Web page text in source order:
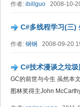
作者: ibillguo 2008-10-
C#多线程学习(三)
作者: 钢钢 2008-09-20
C#技术漫谈之垃
GC的前世与今生 虽然本
图林奖得主John